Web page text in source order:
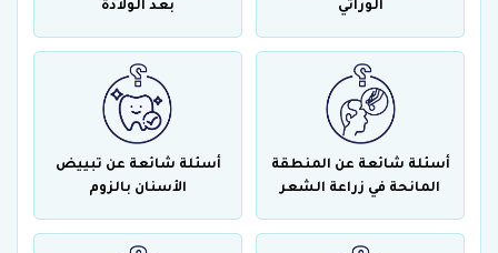
الوراثي
بعد الولادة
أسئلة شائعة عن المنطقة
المانحة في زراعة الشعر
أسئلة شائعة عن تبييض
الأسنان بالزوم